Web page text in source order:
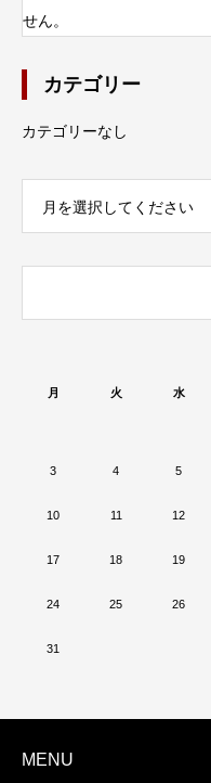
せん。
カテゴリー
カテゴリーなし
月を選択してください
月
火 水
3 4 5
10 11 12
17 18 19
24 25 26
31
MENU